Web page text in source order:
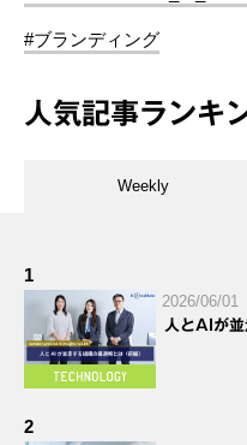
#ブランディング
人気記事ランキ
Weekly
1
2026/06/01
人とAIが並
2